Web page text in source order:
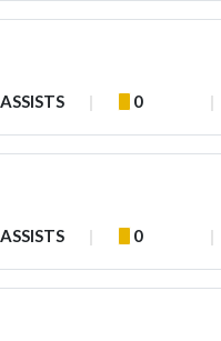
ASSISTS 0
ASSISTS 0